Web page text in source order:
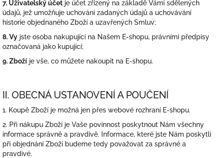
7. Uživatelský účet je účet zřízený na základě Vámi sdělených
údajů, jež umožňuje uchování zadaných údajů a uchovávání
historie objednaného Zboží a uzavřených Smluv;
8. Vy jste osoba nakupující na Našem E-shopu, právními předpisy
označovaná jako kupující;
9. Zboží je vše, co můžete nakoupit na E-shopu.
II. OBECNÁ USTANOVENÍ A POUČENÍ
1. Koupě Zboží je možná jen přes webové rozhraní E-shopu.
2. Při nákupu Zboží je Vaše povinnost poskytnout Nám všechny
informace správně a pravdivě. Informace, které jste Nám poskytli
při objednání Zboží budeme tedy považovat za správné a
pravdivé.